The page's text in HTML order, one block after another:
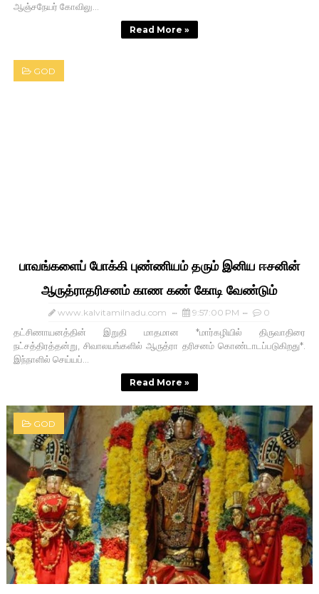
ஆஞ்சநேயர் கோவிலு...
Read More »
GOD
பாவங்களைப் போக்கி புண்ணியம் தரும் இனிய ஈசனின்
ஆருத்ராதரிசனம் காண கண் கோடி வேண்டும்
www.kalvitamilnadu.com 9:57:00 PM 0
தட்சிணாயனத்தின் இறுதி மாதமான *மார்கழியில் திருவாதிரை
நட்சத்திரத்தன்று, சிவாலயங்களில் ஆருத்ரா தரிசனம் கொண்டாடப்படுகிறது*.
இந்நாளில் செய்யப்...
Read More »
GOD